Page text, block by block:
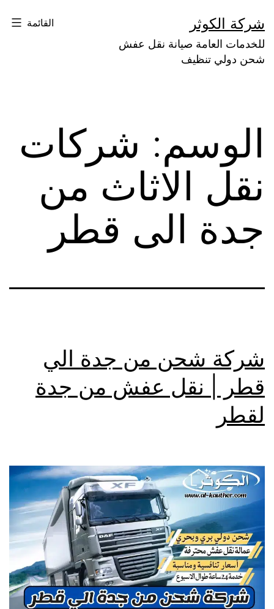
إلى
المحتوى
شركة الكوثر
للخدمات العامة صيانة نقل عفش
شحن دولي تنظيف
القائمة
الوسم: شركات
نقل الاثاث من
جدة الى قطر
شركة شحن من جدة الي
قطر | نقل عفش من جدة
لقطر